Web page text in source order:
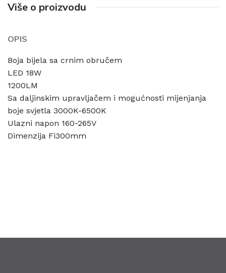
Više o proizvodu
OPIS
Boja bijela sa crnim obručem
LED 18W
1200LM
Sa daljinskim upravljačem i mogućnosti mijenjanja
boje svjetla 3000K-6500K
Ulazni napon 160-265V
Dimenzija Fi300mm